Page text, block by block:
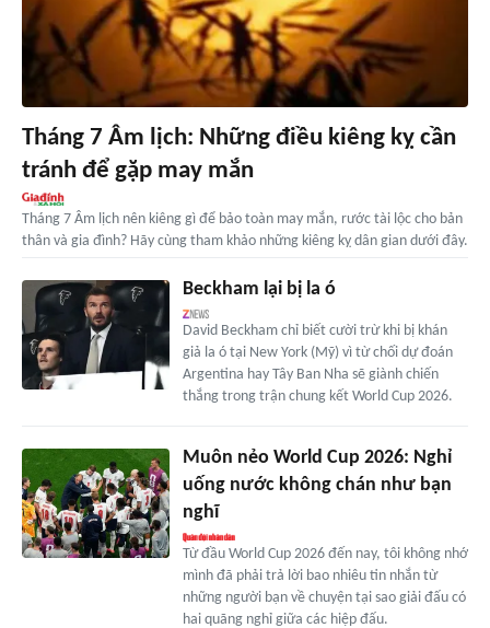
Tháng 7 Âm lịch: Những điều kiêng kỵ cần
tránh để gặp may mắn
Tháng 7 Âm lịch nên kiêng gì để bảo toàn may mắn, rước tài lộc cho bản
thân và gia đình? Hãy cùng tham khảo những kiêng kỵ dân gian dưới đây.
Beckham lại bị la ó
David Beckham chỉ biết cười trừ khi bị khán
giả la ó tại New York (Mỹ) vì từ chối dự đoán
Argentina hay Tây Ban Nha sẽ giành chiến
thắng trong trận chung kết World Cup 2026.
Muôn nẻo World Cup 2026: Nghỉ
uống nước không chán như bạn
nghĩ
Từ đầu World Cup 2026 đến nay, tôi không nhớ
mình đã phải trả lời bao nhiêu tin nhắn từ
những người bạn về chuyện tại sao giải đấu có
hai quãng nghỉ giữa các hiệp đấu.